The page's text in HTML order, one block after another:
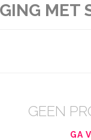
MET
GEEN
GA